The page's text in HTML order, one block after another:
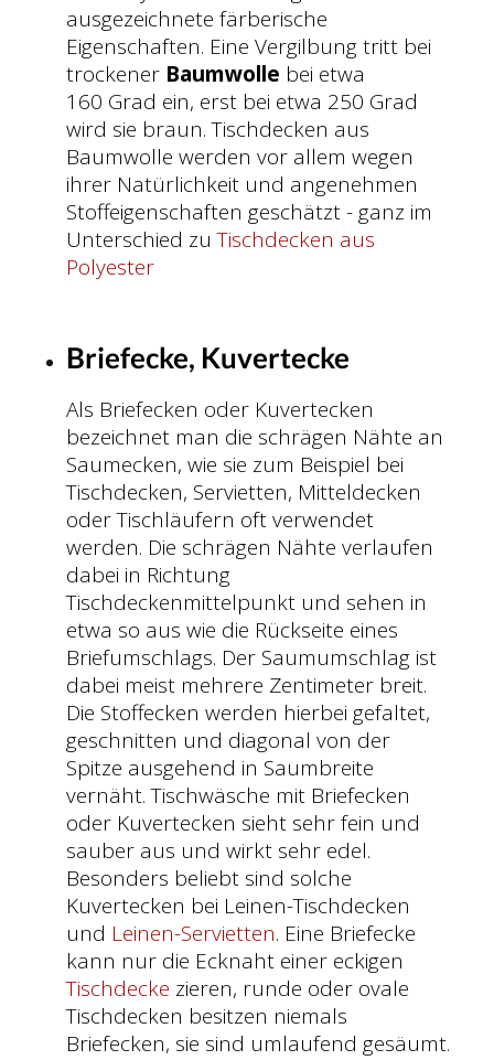
ausgezeichnete färberische
Eigenschaften. Eine Vergilbung tritt bei
trockener Baumwolle bei etwa
160 Grad ein, erst bei etwa 250 Grad
wird sie braun. Tischdecken aus
Baumwolle werden vor allem wegen
ihrer Natürlichkeit und angenehmen
Stoffeigenschaften geschätzt - ganz im
Unterschied zuTischdecken aus
Polyester
Briefecke, Kuvertecke
Als Briefecken oder Kuvertecken
bezeichnet man die schrägen Nähte an
Saumecken, wie sie zum Beispiel bei
Tischdecken, Servietten, Mitteldecken
oder Tischläufern oft verwendet
werden. Die schrägen Nähte verlaufen
dabei in Richtung
Tischdeckenmittelpunkt und sehen in
etwa so aus wie die Rückseite eines
Briefumschlags. Der Saumumschlag ist
dabei meist mehrere Zentimeter breit.
Die Stoffecken werden hierbei gefaltet,
geschnitten und diagonal von der
Spitze ausgehend in Saumbreite
vernäht. Tischwäsche mit Briefecken
oder Kuvertecken sieht sehr fein und
sauber aus und wirkt sehr edel.
Besonders beliebt sind solche
Kuvertecken bei Leinen-Tischdecken
und Leinen-Servietten. Eine Briefecke
kann nur die Ecknaht einer eckigen
Tischdecke zieren, runde oder ovale
Tischdecken besitzen niemals
Briefecken, sie sind umlaufend gesäumt.